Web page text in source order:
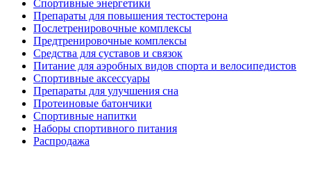
Спортивные энергетики
Препараты для повышения тестостерона
Послетренировочные комплексы
Предтренировочные комплексы
Средства для суставов и связок
Питание для аэробных видов спорта и велосипедистов
Спортивные аксессуары
Препараты для улучшения сна
Протеиновые батончики
Спортивные напитки
Наборы спортивного питания
Распродажа